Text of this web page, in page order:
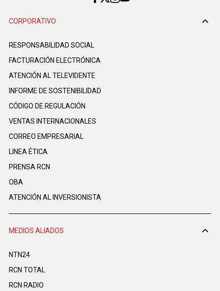
CORPORATIVO
RESPONSABILIDAD SOCIAL
FACTURACIÓN ELECTRÓNICA
ATENCIÓN AL TELEVIDENTE
INFORME DE SOSTENIBILIDAD
CÓDIGO DE REGULACIÓN
VENTAS INTERNACIONALES
CORREO EMPRESARIAL
LINEA ÉTICA
PRENSA RCN
OBA
ATENCIÓN AL INVERSIONISTA
MEDIOS ALIADOS
NTN24
RCN TOTAL
RCN RADIO